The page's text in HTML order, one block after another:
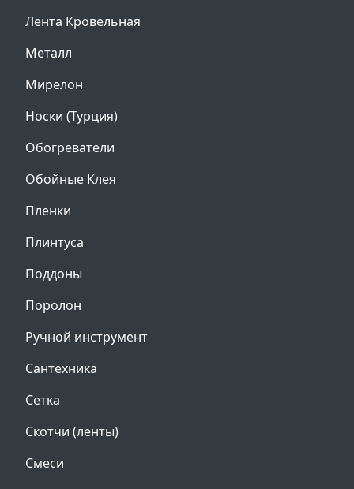
Лента Кровельная
Металл
Мирелон
Носки (Турция)
Обогреватели
Обойные Клея
Пленки
Плинтуса
Поддоны
Поролон
Ручной инструмент
Сантехника
Сетка
Скотчи (ленты)
Смеси